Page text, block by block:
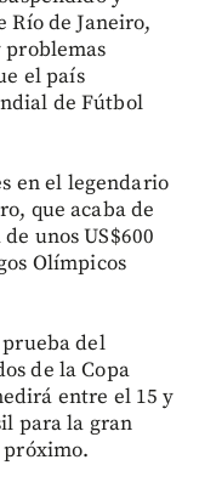
de Janeiro,
problemas
el país
de Fútbol
en el legendario
que acaba de
unos US$600
Olímpicos
del
de la Copa
entre el 15 y
para la gran